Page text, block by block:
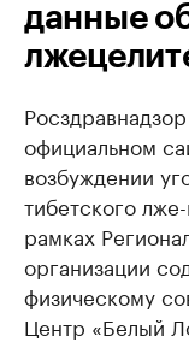
данные
официальном
возбуждении
тибетского
рамках
организации
физическому
Центр «Белый